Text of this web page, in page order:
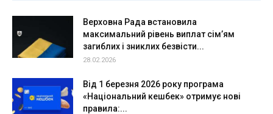
Верховна Рада встановила
максимальний рівень виплат сім’ям
загиблих і зниклих безвісти...
28.02.2026
Від 1 березня 2026 року програма
«Національний кешбек» отримує нові
правила:...